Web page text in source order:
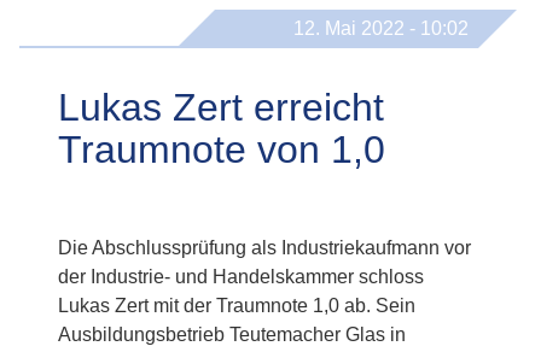
12. Mai 2022 - 10:02
Lukas Zert erreicht
Traumnote von 1,0
Die Abschlussprüfung als Industriekaufmann vor
der Industrie- und Handelskammer schloss
Lukas Zert mit der Traumnote 1,0 ab. Sein
Ausbildungsbetrieb Teutemacher Glas in